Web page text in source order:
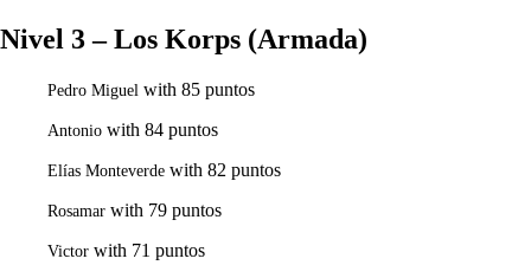
Nivel 3 – Los Korps (Armada)
Pedro Miguel with 85 puntos
Antonio with 84 puntos
Elías Monteverde with 82 puntos
Rosamar with 79 puntos
Victor with 71 puntos